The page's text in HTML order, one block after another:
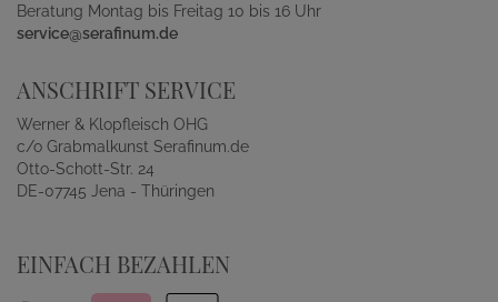
Beratung Montag bis Freitag 10 bis 16 Uhr
service@serafinum.de
ANSCHRIFT SERVICE
Werner & Klopfleisch OHG
c/o Grabmalkunst Serafinum.de
Otto-Schott-Str. 24
DE-07745 Jena - Thüringen
EINFACH BEZAHLEN